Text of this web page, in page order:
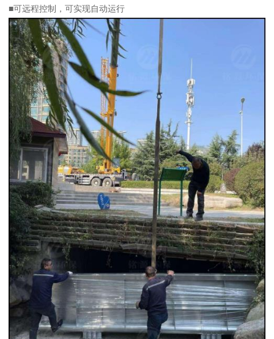
■可远程控制，可实现自动运行